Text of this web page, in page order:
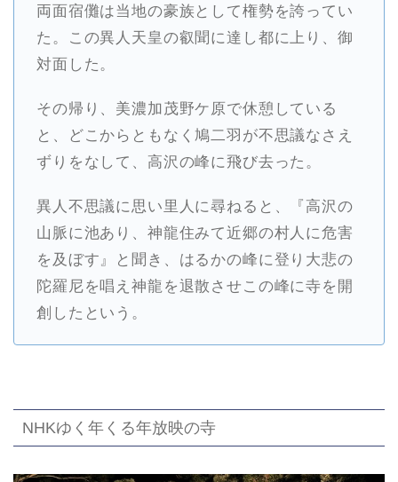
両面宿儺は当地の豪族として権勢を誇ってい
た。この異人天皇の叡聞に達し都に上り、御
対面した。
その帰り、美濃加茂野ケ原で休憩している
と、どこからともなく鳩二羽が不思議なさえ
ずりをなして、高沢の峰に飛び去った。
異人不思議に思い里人に尋ねると、『高沢の
山脈に池あり、神龍住みて近郷の村人に危害
を及ぼす』と聞き、はるかの峰に登り大悲の
陀羅尼を唱え神龍を退散させこの峰に寺を開
創したという。
NHKゆく年くる年放映の寺